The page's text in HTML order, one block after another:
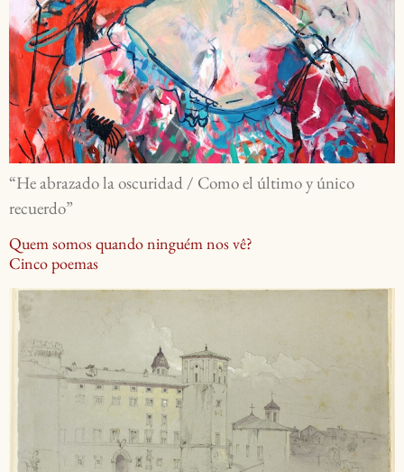
“He abrazado la oscuridad / Como el último y único
recuerdo”
Quem somos quando ninguém nos vê?
Cinco poemas